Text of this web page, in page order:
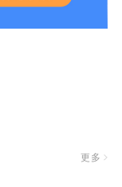
更多